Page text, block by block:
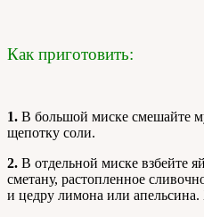
Как приготовить:
1. В большой миске смешайте
щепотку соли.
2. В отдельной миске взбейте
сметану, растопленное
и цедру лимона или